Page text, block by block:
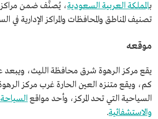
بالمملكة العربية السعودية، يُصنَّف ضمن
تصنيف المناطق والمحافظات والمراكز الإدارية في
موقعه
كم، ويقع متنزه العين الحارة غرب مركز
السياحية التي تحد المركز، وأحد مواقع
والاستشفائية.